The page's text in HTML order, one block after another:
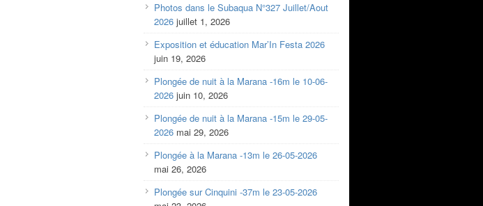
Photos dans le Subaqua N°327 Juillet/Aout
2026 juillet 1, 2026
Exposition et éducation Mar’In Festa 2026
juin 19, 2026
Plongée de nuit à la Marana -16m le 10-06-
2026 juin 10, 2026
Plongée de nuit à la Marana -15m le 29-05-
2026 mai 29, 2026
Plongée à la Marana -13m le 26-05-2026
mai 26, 2026
Plongée sur Cinquini -37m le 23-05-2026